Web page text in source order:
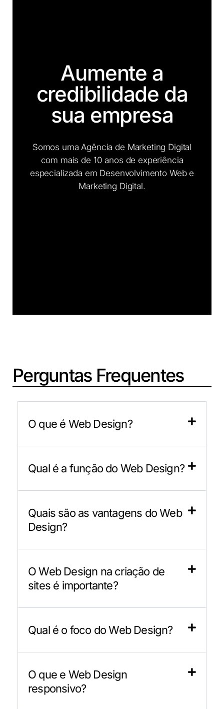
Aumente a
credibilidade da
sua empresa
Somos uma Agência de Marketing Digital
com mais de 10 anos de experiência
especializada em Desenvolvimento Web e
Marketing Digital.
Perguntas Frequentes
O que é Web Design?
Qual é a função do Web Design?
Quais são as vantagens do Web
Design?
O Web Design na criação de
sites é importante?
Qual é o foco do Web Design?
O que e Web Design
responsivo?